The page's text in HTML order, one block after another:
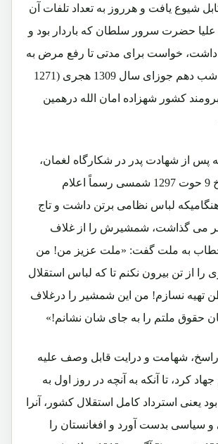
شیوع یافت و هرروز به تعداد تلفات آن
علیا حضرت سرور سلطان که باردار بود و
داشت، خواست برای مدتی تا رفع مرض به
آنجا رود. حوالی شب دهم جوزای سال 1309 هجری (1271
کشور شهزاده امان الله درهمین
پس از شهادت پدر در شکارگاه لغمان،
بروز جمعه مورخ 9 حوت 1297 شمسی رسماً اعلام
لباس نظامی برتن داشت و تاج
می گذاشت، شمشیرش را از غلاف
به ملت گفت: «ملت عزیز من! من
را از تن بیرون نکنم تا که لباس استقلال
تهیه نسازم! من این شمشیر را درغلاف
حقوق ملتم را به جای شان نشانم!»
راسخ، شهامت و درایت قابل وصف علیه
جهاد کرد، تا آنکه به آنچه در روز اول به
یعنی استرداد کامل استقلال کشور، آنرا
سیاسی بدست آورد و افغانستان را